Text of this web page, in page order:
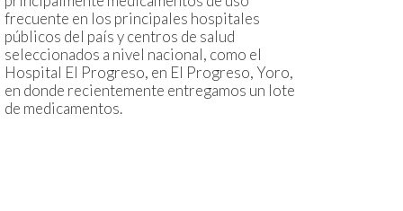
frecuente en los principales hospitales
públicos del país y centros de salud
seleccionados a nivel nacional, como el
Hospital El Progreso, en El Progreso, Yoro,
en donde recientemente entregamos un lote
de medicamentos.